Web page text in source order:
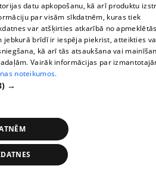
pasts -
1188 play
datu apkopošanu, kā arī produktu
par visām sīkdatnēm, kuras tiek
var atšķirties atkarībā no
jebkurā brīdī ir iespēja piekrist, atteikties
kā arī tās atsaukšana vai
Vairāk informācijas par
noteikumos.
→